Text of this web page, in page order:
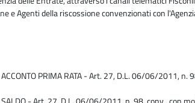
e Agenti della riscossione convenzionati con
PRIMA RATA - Art. 27, D.L. 06/06/2011, n.